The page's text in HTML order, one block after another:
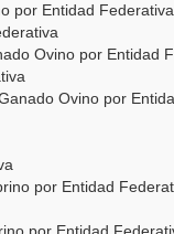
por Entidad Federativa
Ovino por Entidad
Ovino por
por Entidad